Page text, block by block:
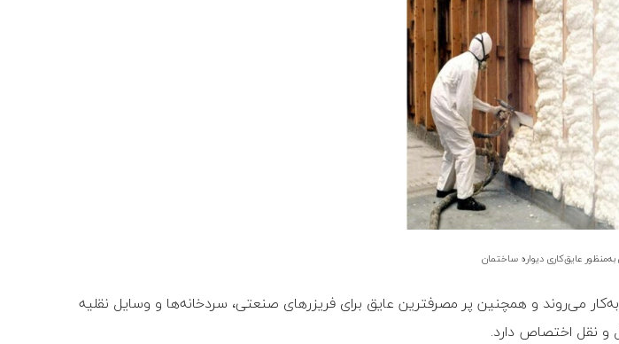
عایق‌کاری دیواره ساختمان
می‌روند و همچنین پر مصرفترین عایق برای فریزرهای صنعتی، سردخانه‌‏ها و وسایل نقلیه